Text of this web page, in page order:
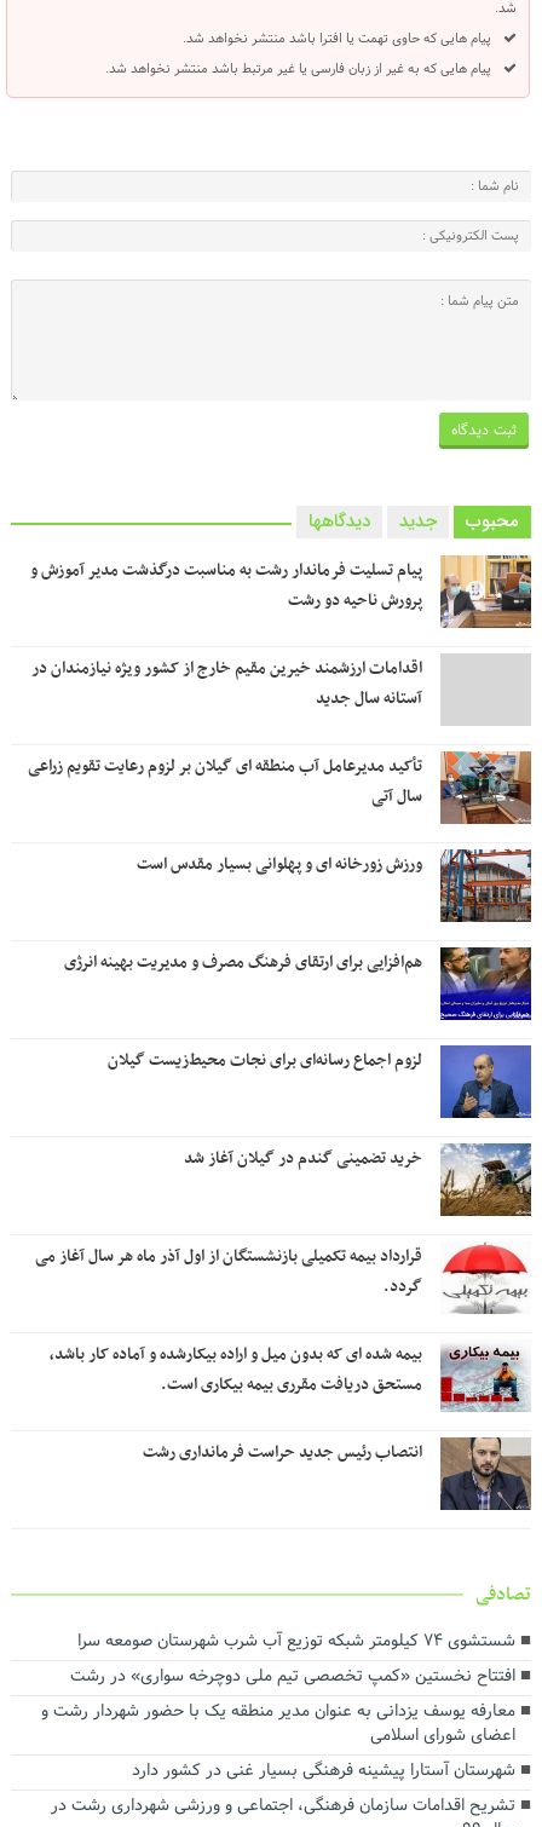
شد.
پیام هایی که حاوی تهمت یا افترا باشد منتشر نخواهد شد.
پیام هایی که به غیر از زبان فارسی یا غیر مرتبط باشد منتشر نخواهد شد.
محبوب جدید دیدگاهها
پیام تسلیت فرماندار رشت به مناسبت درگذشت مدیر آموزش و
پرورش ناحیه دو رشت
اقدامات ارزشمند خیرین مقیم خارج از کشور ویژه نیازمندان در
آستانه سال جدید
تأکید مدیرعامل آب منطقه ای گیلان بر لزوم رعایت تقویم زراعی‌
سال آتی
ورزش زورخانه ای و پهلوانی بسیار مقدس است
هم‌افزایی برای ارتقای فرهنگ مصرف و مدیریت بهینه انرژی
لزوم اجماع رسانه‌ای برای نجات محیط‌زیست گیلان
خرید تضمینی گندم در گیلان آغاز شد
قرارداد بیمه تکمیلی بازنشستگان از اول آذر ماه هر سال آغاز می
گردد.
بیمه شده ای که بدون میل و اراده بیکارشده و آماده کار باشد،
مستحق دریافت مقرری بیمه بیکاری است.
انتصاب رئیس جدید حراست فرمانداری رشت
تصادفی
شستشوی ۷۴ کیلومتر شبکه توزیع آب شرب شهرستان صومعه سرا
افتتاح نخستین «کمپ تخصصی تیم ملی دوچرخه سواری» در رشت
معارفه یوسف یزدانی به عنوان مدیر منطقه یک با حضور شهردار رشت و
اعضای شورای اسلامی
شهرستان آستارا پیشینه فرهنگی بسیار غنی در کشور دارد
تشریح اقدامات سازمان فرهنگی، اجتماعی و ورزشی شهرداری رشت در